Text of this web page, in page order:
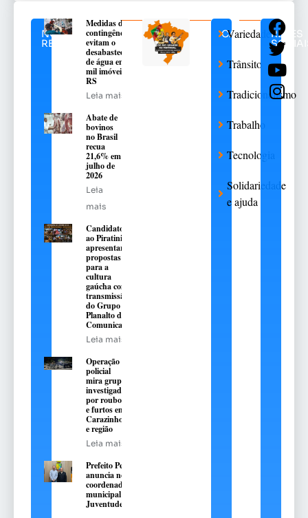
NOTÍCIAS
RELACIONADAS
Medidas de
contingência
evitam o
desabastecimento
de água em 376
mil imóveis no
RS
Leia mais
Abate de
bovinos
no Brasil
recua
21,6% em
julho de
2026
Leia
mais
Candidatos
ao Piratini
apresentarão
propostas
para a
cultura
gaúcha com
transmissão
do Grupo
Planalto de
Comunicação
Leia mais
Operação
policial
mira grupo
investigado
por roubos
e furtos em
Carazinho
e região
Leia mais
Prefeito Pedro
anuncia novo
coordenador
municipal da
Juventude
CATEGORIAS
Variedades
Trânsito
Tradicionalismo
Trabalho
Tecnologia
Solidariedade
e ajuda
REDES